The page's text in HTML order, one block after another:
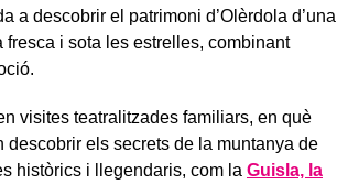
a descobrir el patrimoni d’Olèrdola d’una
fresca i sota les estrelles, combinant
visites teatralitzades familiars, en què
descobrir els secrets de la muntanya de
històrics i llegendaris, com la Guisla, la